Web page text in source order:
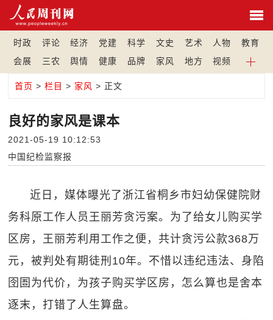
时政 评论 经济 党建 科学 文史 艺术 人物
教育
会展
三农 舆情 健康 品牌 家风 地方 视频
首页 >栏目 > 家风 > 正文
良好的家风是课本
2021-05-19 10:12:53
中国纪检监察报
近日，媒体曝光了浙江省桐乡市妇幼保健院财
务科原工作人员王丽芳贪污案。为了给女儿购买学
区房，王丽芳利用工作之便，共计贪污公款368万
元，被判处有期徒刑10年。不惜以违纪违法、身陷
囹圄为代价，为孩子购买学区房，怎么算也是舍本
逐末，打错了人生算盘。